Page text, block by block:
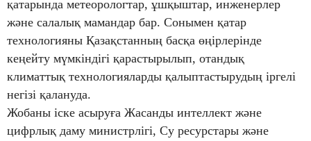
қатарында метеорологтар, ұшқыштар, инженерлер
және салалық мамандар бар. Сонымен қатар
технологияны Қазақстанның басқа өңірлерінде
кеңейту мүмкіндігі қарастырылып, отандық
климаттық технологияларды қалыптастырудың іргелі
негізі қалануда.
Жобаны іске асыруға Жасанды интеллект және
цифрлық даму министрлігі, Су ресурстары және